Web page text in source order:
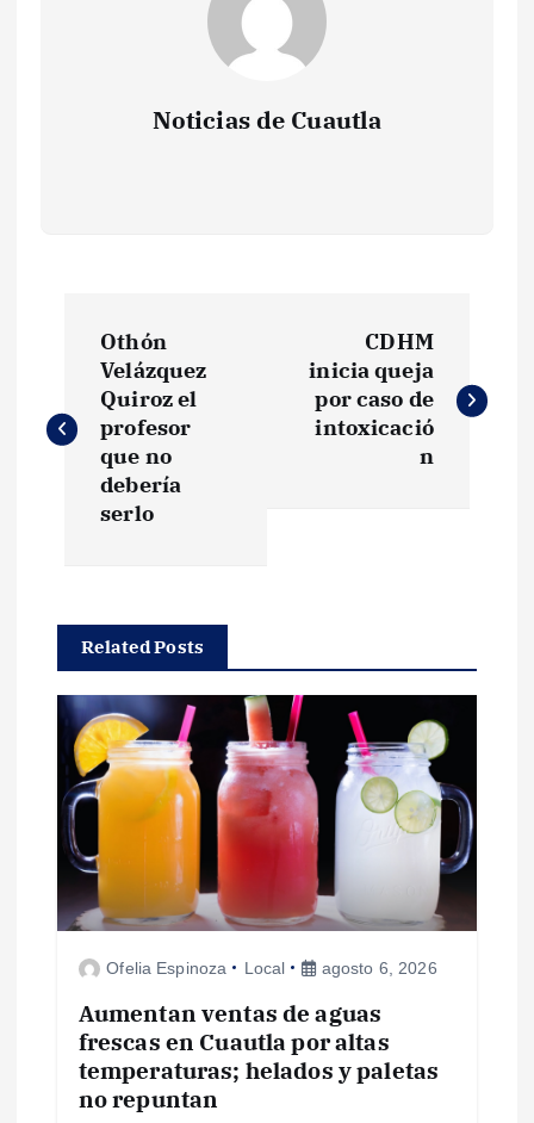
Noticias de Cuautla
v
a
c
ó
n
d
Othón
Velázquez
Quiroz el
profesor
que no
debería
serlo
CDHM
inicia queja
por caso de
intoxicació
n
Related Posts
Ofelia Espinoza Local agosto 6, 2026
Aumentan ventas de aguas
frescas en Cuautla por altas
temperaturas; helados y paletas
no repuntan